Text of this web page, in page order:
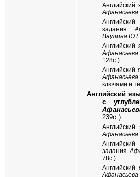
Английский
задания.
Ваулина
Английский
128с.)
Английский
ключами и
Английский
с
239с.)
задания.
78с.)
Английский